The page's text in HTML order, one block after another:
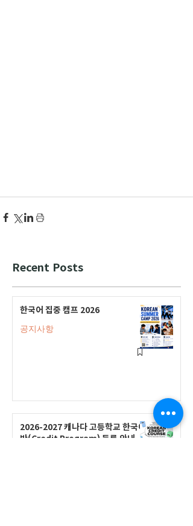
Recent Posts
한국어 집중 캠프 2026
공지사항
2026-2027 캐나다 고등학교 한국어
반(Credit Program) 등록 안내